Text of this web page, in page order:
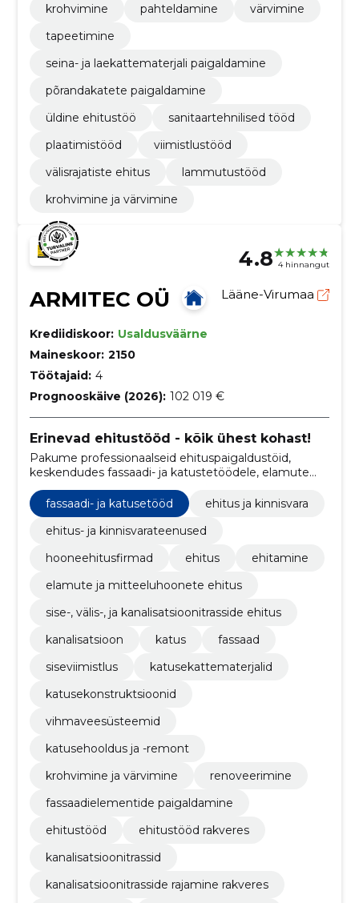
krohvimine
pahteldamine
värvimine
tapeetimine
seina- ja laekattematerjali paigaldamine
põrandakatete paigaldamine
üldine ehitustöö
sanitaartehnilised tööd
plaatimistööd
viimistlustööd
välisrajatiste ehitus
lammutustööd
krohvimine ja värvimine
4.8 4 hinnangut
ARMITEC OÜ Lääne-Virumaa
Krediidiskoor: Usaldusväärne
Maineskoor: 2150
Töötajaid: 4
Prognooskäive (2026): 102 019 €
Erinevad ehitustööd - kõik ühest kohast!
Pakume professionaalseid ehituspaigaldustöid,
keskendudes fassaadi- ja katustetöödele, elamute
kanalisatsioonitrasside ehitusele.
fassaadi- ja katusetööd
ehitus ja kinnisvara
ehitus- ja kinnisvarateenused
hooneehitusfirmad
ehitus
ehitamine
elamute ja mitteeluhoonete ehitus
sise-, välis-, ja kanalisatsioonitrasside ehitus
kanalisatsioon
katus
fassaad
siseviimistlus
katusekattematerjalid
katusekonstruktsioonid
vihmaveesüsteemid
katusehooldus ja -remont
krohvimine ja värvimine
renoveerimine
fassaadielementide paigaldamine
ehitustööd
ehitustööd rakveres
kanalisatsioonitrassid
kanalisatsioonitrasside rajamine rakveres